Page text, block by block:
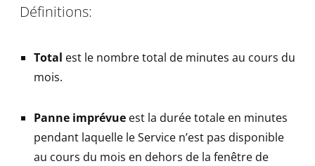
Définitions:
Total est le nombre total de minutes au cours du
mois.
Panne imprévue est la durée totale en minutes
pendant laquelle le Service n’est pas disponible
au cours du mois en dehors de la fenêtre de